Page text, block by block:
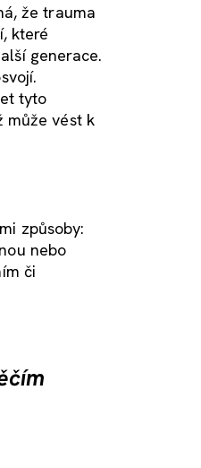
že trauma
které
generace.
tyto
může vést k
způsoby:
nebo
či